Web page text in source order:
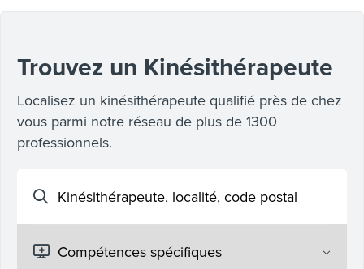
Trouvez un Kinésithérapeute
Localisez un kinésithérapeute qualifié près de chez
vous parmi notre réseau de plus de 1300
professionnels.